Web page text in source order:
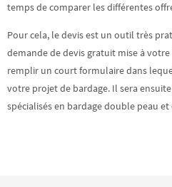
temps decomparer les différentes
Pour cela, le devis est un outil très
demande de devis gratuit mise à
remplir un court formulaire dans
votre projet de bardage. Il sera
spécialisés en bardage double peau